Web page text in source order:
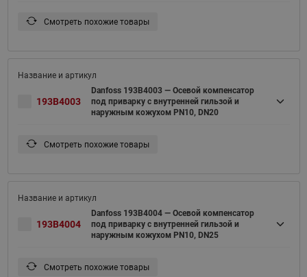
Смотреть похожие товары
193B4003
Danfoss 193B4003 — Осевой компенсатор
под приварку с внутренней гильзой и
наружным кожухом PN10, DN20
Смотреть похожие товары
193B4004
Danfoss 193B4004 — Осевой компенсатор
под приварку с внутренней гильзой и
наружным кожухом PN10, DN25
Смотреть похожие товары